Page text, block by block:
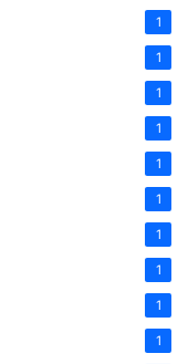
1
1
1
1
1
1
1
1
1
1